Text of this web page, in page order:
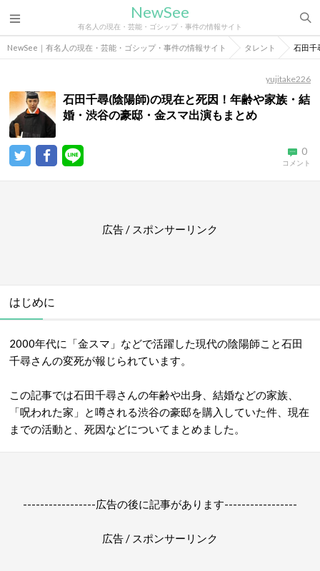
NewSee
有名人の現在・芸能・ゴシップ・事件の情報サイト
NewSee｜有名人の現在・芸能・ゴシップ・事件の情報サイト タレント 石田千
yujitake226
石田千尋(陰陽師)の現在と死因！年齢や家族・結
婚・渋谷の豪邸・金スマ出演もまとめ
0
コメント
広告 / スポンサーリンク
はじめに
2000年代に「金スマ」などで活躍した現代の陰陽師こと石田
千尋さんの変死が報じられています。
この記事では石田千尋さんの年齢や出身、結婚などの家族、
「呪われた家」と噂される渋谷の豪邸を購入していた件、現在
までの活動と、死因などについてまとめました。
-----------------広告の後に記事があります-----------------
広告 / スポンサーリンク